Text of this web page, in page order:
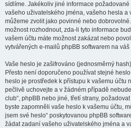
sídlíme. Jakékoliv jiné informace požadované
vašeho uživatelského jména, vašeho hesla a
můžeme zvolit jako povinné nebo
možnost rozhodnout, zda-li tyto informace
vašem účtu máte možnost zakázat nebo
vytvářených e-mailů phpBB softwarem na váš
Vaše heslo je zašifrováno (jednosměrný
Přesto není doporučeno používat stejné
heslo je prostředek k přístupu k vašemu účtu
pečlivě uchovejte a v žádném případě
club“, phpBB nebo jiné, třetí strany,
byste zapomněli vaše heslo k vašemu účtu,
jsem své heslo“ poskytovanou phpBB
žádat zadaní vašeho uživatelského jména a